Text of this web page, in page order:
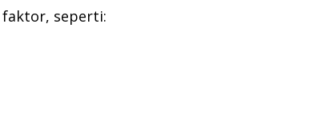
seperti: